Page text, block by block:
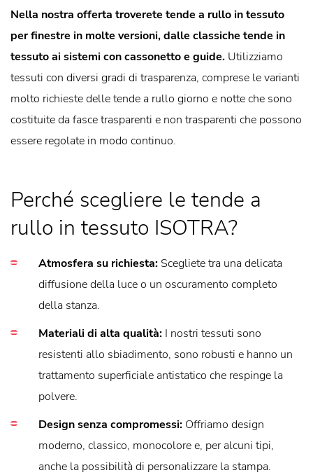
Nella nostra offerta troverete tende a rullo in tessuto
per finestre in molte versioni, dalle classiche tende in
tessuto ai sistemi con cassonetto e guide. Utilizziamo
tessuti con diversi gradi di trasparenza, comprese le varianti
molto richieste delle tende a rullo giorno e notte che sono
costituite da fasce trasparenti e non trasparenti che possono
essere regolate in modo continuo.
Perché scegliere le tende a
rullo in tessuto ISOTRA?
Atmosfera su richiesta: Scegliete tra una delicata
diffusione della luce o un oscuramento completo
della stanza.
Materiali di alta qualità: I nostri tessuti sono
resistenti allo sbiadimento, sono robusti e hanno un
trattamento superficiale antistatico che respinge la
polvere.
Design senza compromessi: Offriamo design
moderno, classico, monocolore e, per alcuni tipi,
anche la possibilità di personalizzare la stampa.